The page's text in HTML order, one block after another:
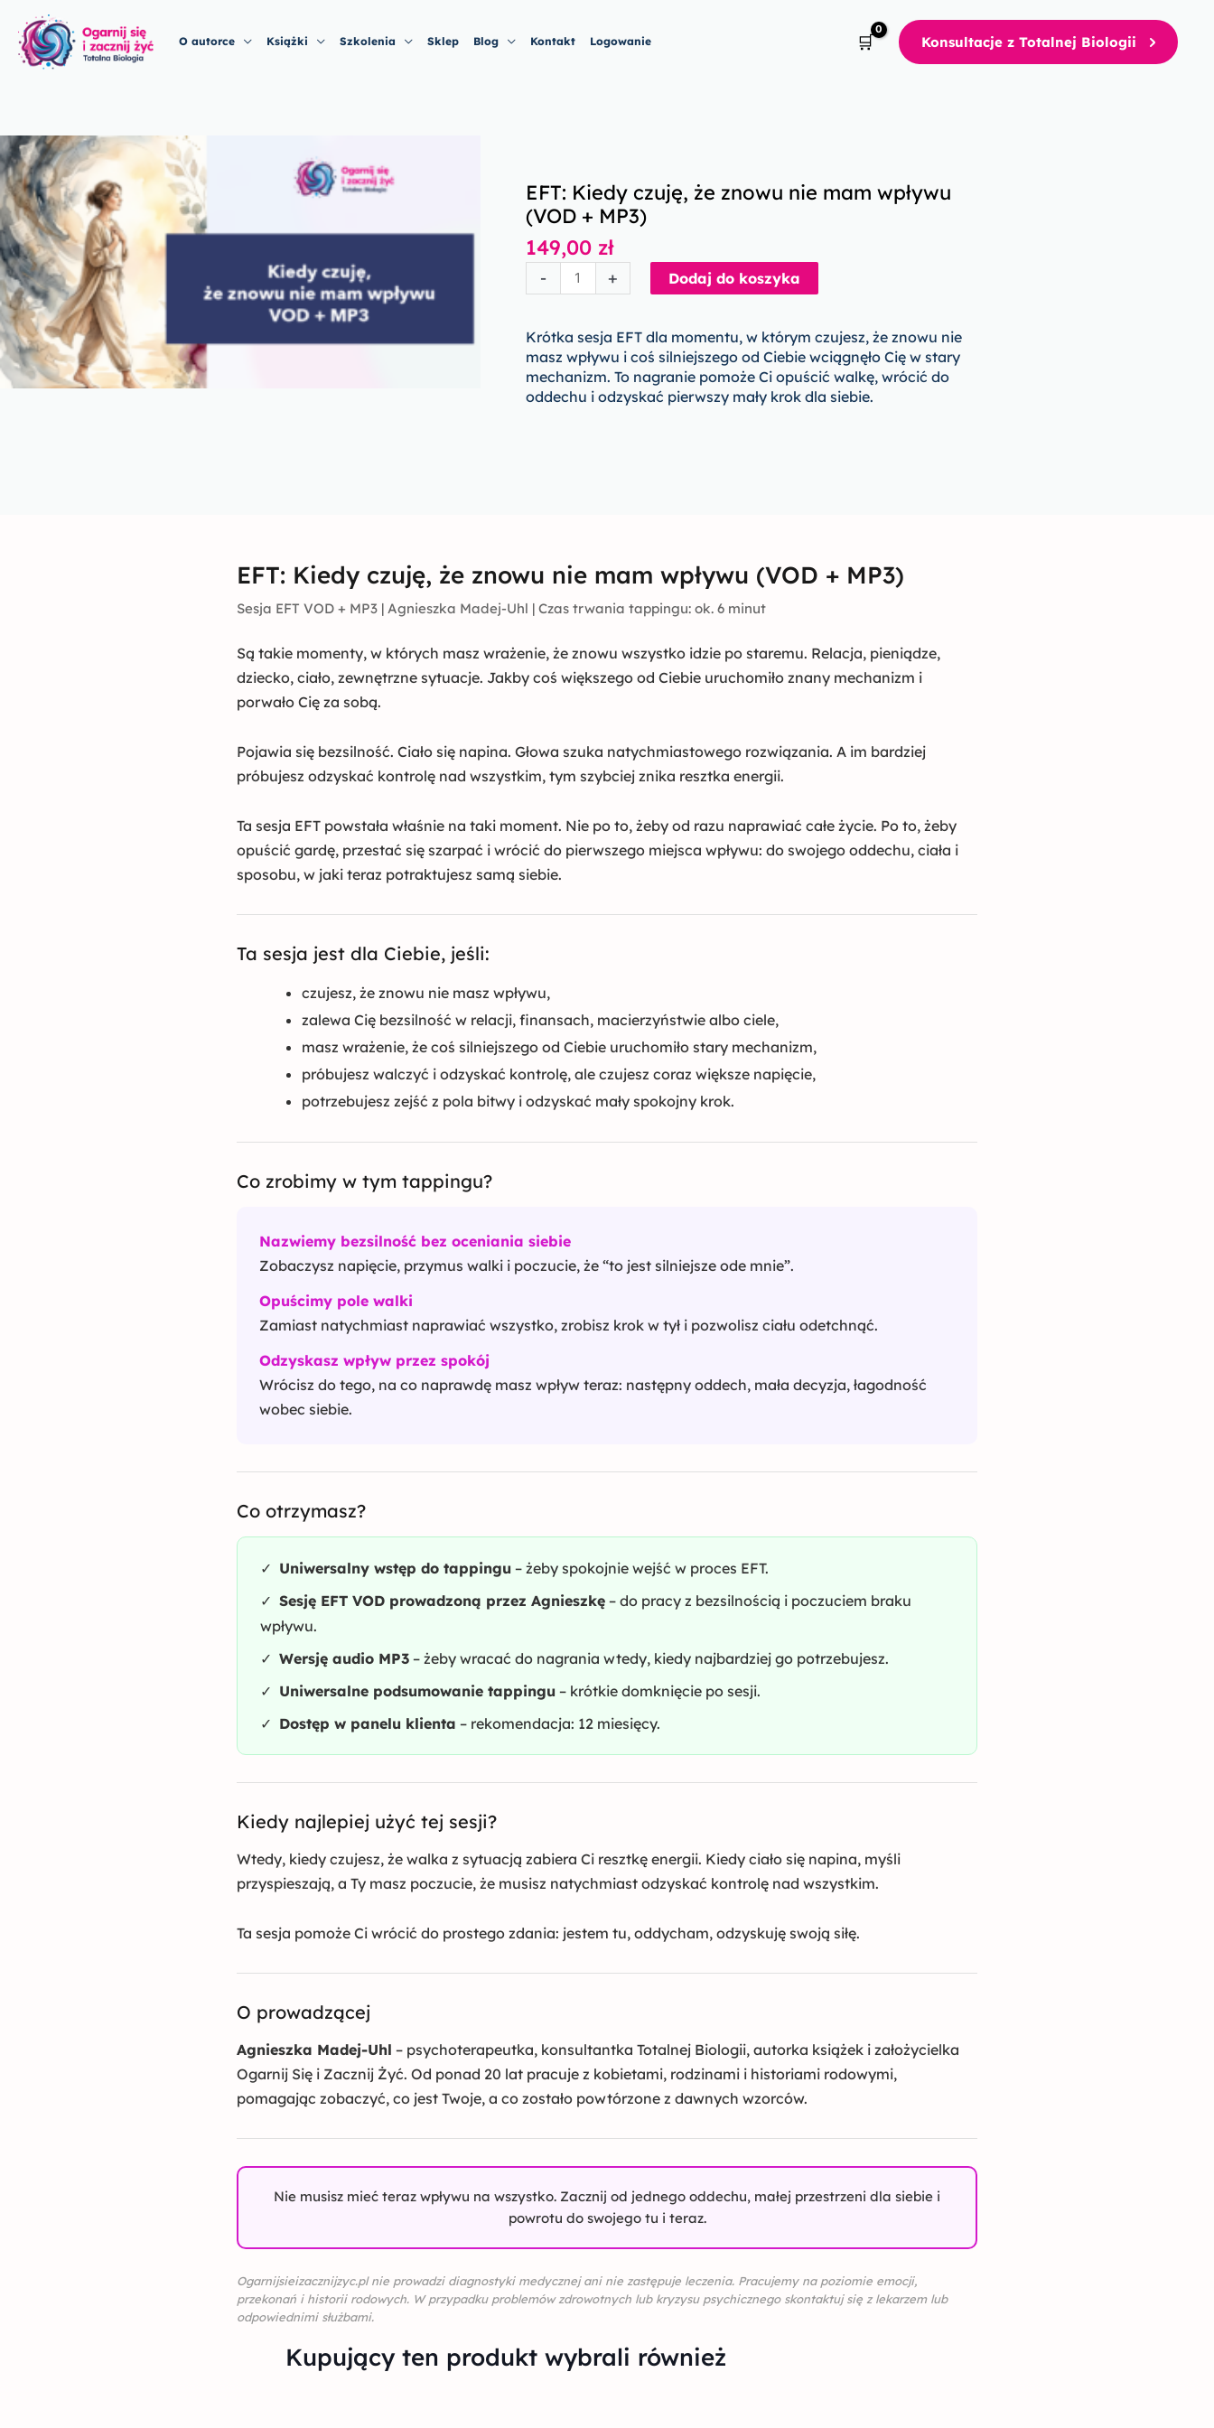
treści
O autorce Książki Szkolenia Sklep Blog Kontakt Logowanie Konsultacje z Totalnej Biologii
EFT: Kiedy czuję, że znowu nie mam wpływu
(VOD + MP3)
149,00 zł
-
EFT:
czuję,
że
znowu
nie
+ Dodaj do koszyka
Krótka sesja EFT dla momentu, w którym czujesz, że znowu nie
masz wpływu i coś silniejszego od Ciebie wciągnęło Cię w stary
mechanizm. To nagranie pomoże Ci opuścić walkę, wrócić do
oddechu i odzyskać pierwszy mały krok dla siebie.
EFT: Kiedy czuję, że znowu nie mam wpływu (VOD + MP3)
Sesja EFT VOD + MP3 | Agnieszka Madej-Uhl | Czas trwania tappingu: ok. 6 minut
Są takie momenty, w których masz wrażenie, że znowu wszystko idzie po staremu. Relacja, pieniądze,
dziecko, ciało, zewnętrzne sytuacje. Jakby coś większego od Ciebie uruchomiło znany mechanizm i
porwało Cię za sobą.
Pojawia się bezsilność. Ciało się napina. Głowa szuka natychmiastowego rozwiązania. A im bardziej
próbujesz odzyskać kontrolę nad wszystkim, tym szybciej znika resztka energii.
Ta sesja EFT powstała właśnie na taki moment. Nie po to, żeby od razu naprawiać całe życie. Po to, żeby
opuścić gardę, przestać się szarpać i wrócić do pierwszego miejsca wpływu: do swojego oddechu, ciała i
sposobu, w jaki teraz potraktujesz samą siebie.
Ta sesja jest dla Ciebie, jeśli:
czujesz, że znowu nie masz wpływu,
zalewa Cię bezsilność w relacji, finansach, macierzyństwie albo ciele,
masz wrażenie, że coś silniejszego od Ciebie uruchomiło stary mechanizm,
próbujesz walczyć i odzyskać kontrolę, ale czujesz coraz większe napięcie,
potrzebujesz zejść z pola bitwy i odzyskać mały spokojny krok.
Co zrobimy w tym tappingu?
Nazwiemy bezsilność bez oceniania siebie
Zobaczysz napięcie, przymus walki i poczucie, że “to jest silniejsze ode mnie”.
Opuścimy pole walki
Zamiast natychmiast naprawiać wszystko, zrobisz krok w tył i pozwolisz ciału odetchnąć.
Odzyskasz wpływ przez spokój
Wrócisz do tego, na co naprawdę masz wpływ teraz: następny oddech, mała decyzja, łagodność
wobec siebie.
Co otrzymasz?
✓ Uniwersalny wstęp do tappingu – żeby spokojnie wejść w proces EFT.
✓ Sesję EFT VOD prowadzoną przez Agnieszkę – do pracy z bezsilnością i poczuciem braku
wpływu.
✓ Wersję audio MP3 – żeby wracać do nagrania wtedy, kiedy najbardziej go potrzebujesz.
✓ Uniwersalne podsumowanie tappingu – krótkie domknięcie po sesji.
✓ Dostęp w panelu klienta – rekomendacja: 12 miesięcy.
Kiedy najlepiej użyć tej sesji?
Wtedy, kiedy czujesz, że walka z sytuacją zabiera Ci resztkę energii. Kiedy ciało się napina, myśli
przyspieszają, a Ty masz poczucie, że musisz natychmiast odzyskać kontrolę nad wszystkim.
Ta sesja pomoże Ci wrócić do prostego zdania: jestem tu, oddycham, odzyskuję swoją siłę.
O prowadzącej
Agnieszka Madej-Uhl – psychoterapeutka, konsultantka Totalnej Biologii, autorka książek i założycielka
Ogarnij Się i Zacznij Żyć. Od ponad 20 lat pracuje z kobietami, rodzinami i historiami rodowymi,
pomagając zobaczyć, co jest Twoje, a co zostało powtórzone z dawnych wzorców.
Nie musisz mieć teraz wpływu na wszystko. Zacznij od jednego oddechu, małej przestrzeni dla siebie i
powrotu do swojego tu i teraz.
Ogarnijsieizacznijzyc.pl nie prowadzi diagnostyki medycznej ani nie zastępuje leczenia. Pracujemy na poziomie emocji,
przekonań i historii rodowych. W przypadku problemów zdrowotnych lub kryzysu psychicznego skontaktuj się z lekarzem lub
odpowiednimi służbami.
Kupujący ten produkt wybrali również